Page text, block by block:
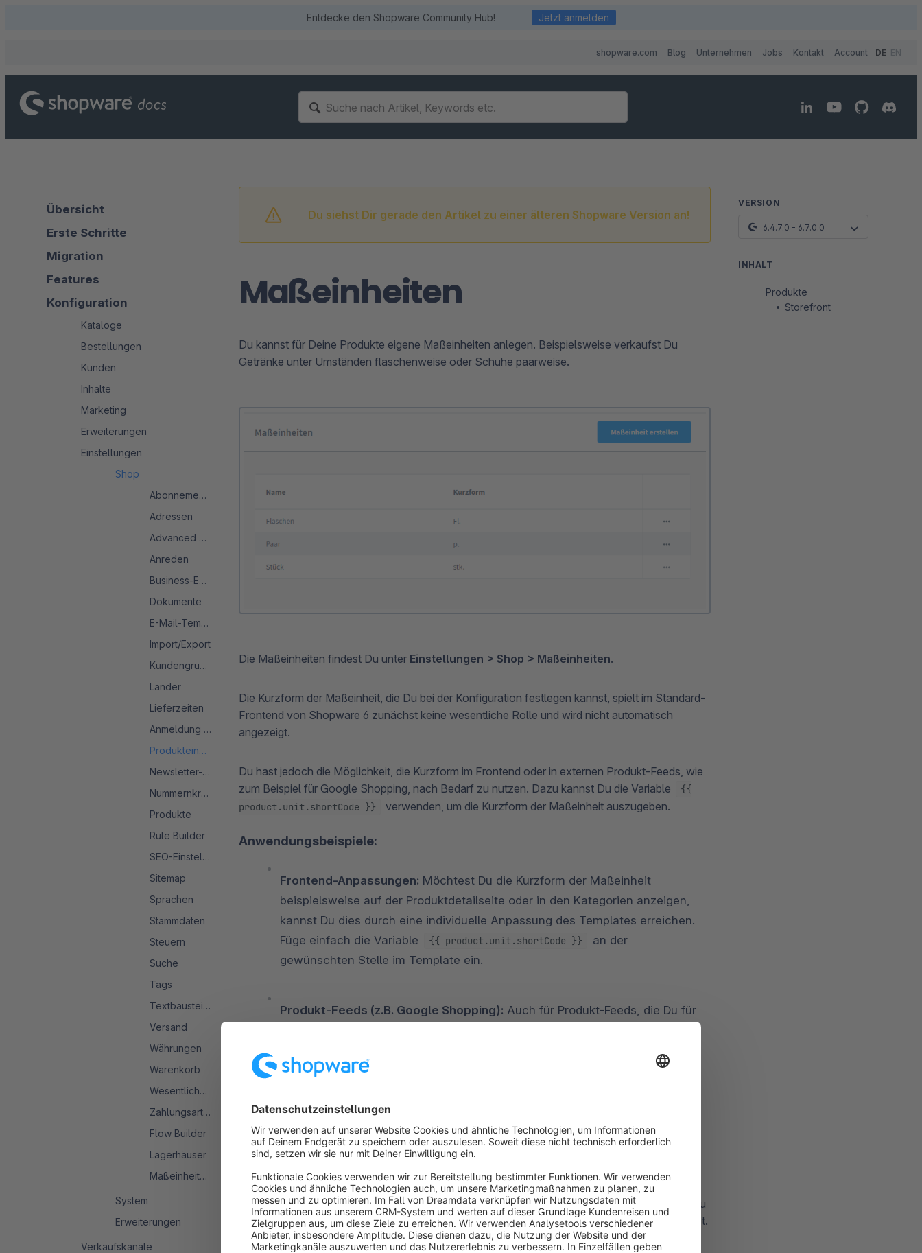
Entdecke den Shopware Community Hub! Jetzt anmelden
shopware.com Blog Unternehmen Jobs Kontakt Account DE EN
Übersicht
Erste Schritte
Migration
Features
Konfiguration
Kataloge
Bestellungen
Kunden
Inhalte
Marketing
Erweiterungen
Einstellungen
Shop
Abonnements
Adressen
Advanced Search 2.0
Anreden
Business-Events
Dokumente
E-Mail-Templates
Import/Export
Kundengruppen
Länder
Lieferzeiten
Anmeldung & Registrierung
Produkteinheiten
Newsletter-Konfiguration
Nummernkreise
Produkte
Rule Builder
SEO-Einstellungen
Sitemap
Sprachen
Stammdaten
Steuern
Suche
Tags
Textbausteine
Versand
Währungen
Warenkorb
Wesentliche Merkmale
Zahlungsarten
Flow Builder
Lagerhäuser
Maßeinheitensystem
System
Erweiterungen
Verkaufskanäle
Du siehst Dir gerade den Artikel zu einer älteren Shopware Version an!
Maßeinheiten
Du kannst für Deine Produkte eigene Maßeinheiten anlegen. Beispielsweise verkaufst Du
Getränke unter Umständen flaschenweise oder Schuhe paarweise.
Die Maßeinheiten findest Du unter Einstellungen > Shop > Maßeinheiten.
Die Kurzform der Maßeinheit, die Du bei der Konfiguration festlegen kannst, spielt im Standard-
Frontend von Shopware 6 zunächst keine wesentliche Rolle und wird nicht automatisch
angezeigt.
Du hast jedoch die Möglichkeit, die Kurzform im Frontend oder in externen Produkt-Feeds, wie
zum Beispiel für Google Shopping, nach Bedarf zu nutzen. Dazu kannst Du die Variable
{{
product.unit.shortCode }}
verwenden, um die Kurzform der Maßeinheit auszugeben.
Anwendungsbeispiele:
Frontend-Anpassungen: Möchtest Du die Kurzform der Maßeinheit
beispielsweise auf der Produktdetailseite oder in den Kategorien anzeigen,
kannst Du dies durch eine individuelle Anpassung des Templates erreichen.
Füge einfach die Variable
{{ product.unit.shortCode }}
an der
gewünschten Stelle im Template ein.
Produkt-Feeds (z.B. Google Shopping): Auch für Produkt-Feeds, die Du für
{{ product.unit.shortCode }}
verwenden, um die Maßeinheit präzise im
Produkte
Zum Einsatz kommen die Einheiten beim Anlegen oder Editieren von Produkten. Hier kannst Du
für jedes Produkt per Dropdown-Menü auswählen, in welcher Einheit Du es anbieten möchtest.
Dies tust Du in dem TabSpezifikationen.
VERSION
6.4.7.0 - 6.7.0.0
INHALT
Produkte
Storefront